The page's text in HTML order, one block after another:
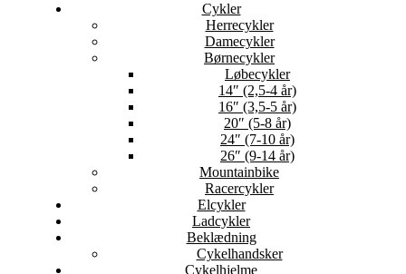
Cykler
Herrecykler
Damecykler
Børnecykler
Løbecykler
14″ (2,5-4 år)
16″ (3,5-5 år)
20″ (5-8 år)
24″ (7-10 år)
26″ (9-14 år)
Mountainbike
Racercykler
Elcykler
Ladcykler
Beklædning
Cykelhandsker
Cykelhjelme